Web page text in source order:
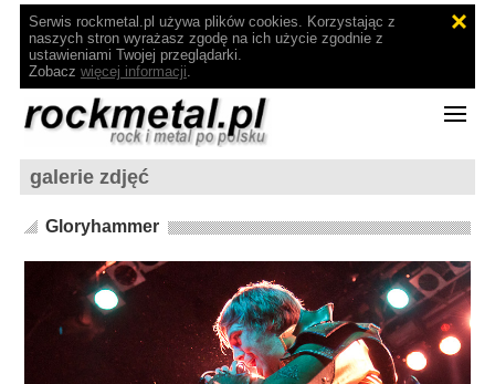
Serwis rockmetal.pl używa plików cookies. Korzystając z
naszych stron wyrażasz zgodę na ich użycie zgodnie z
ustawieniami Twojej przeglądarki.
Zobacz więcej informacji.
galerie zdjęć
Gloryhammer